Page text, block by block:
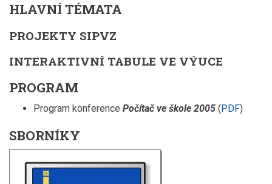
HLAVNÍ TÉMATA
PROJEKTY SIPVZ
INTERAKTIVNÍ TABULE VE VÝUCE
PROGRAM
Program konference Počítač ve škole 2005 (PDF)
SBORNÍKY